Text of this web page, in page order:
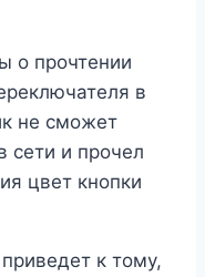
о прочтении
в
не сможет
сети и прочел
цвет кнопки
к тому,